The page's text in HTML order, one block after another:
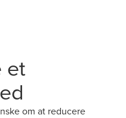
et
om at reducere